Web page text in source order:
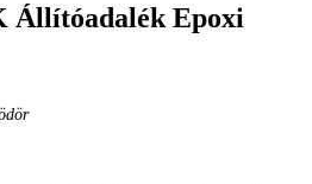
Állítóadalék Epoxi